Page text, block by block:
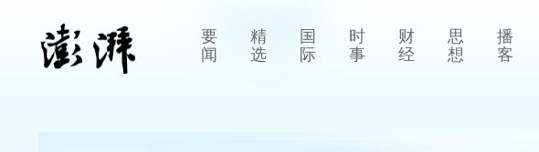
要
闻
精
选
国
际
时
事
财
经
思
想
播
客